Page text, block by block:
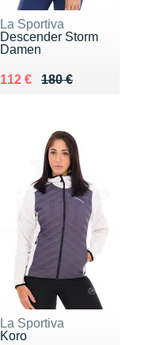
La Sportiva
Descender Storm
Damen
180 €
Au lieu de 180 €
112 €
Vendu 112 €
La Sportiva
Koro